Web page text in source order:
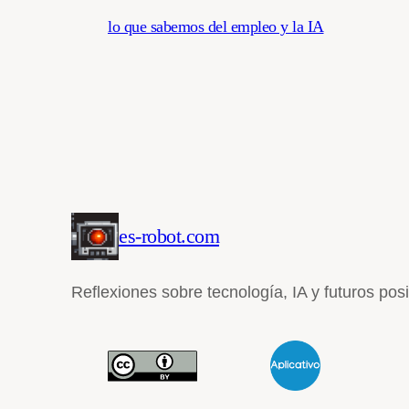
lo que sabemos del empleo y la IA
es-robot.com
Reflexiones sobre tecnología, IA y futuros